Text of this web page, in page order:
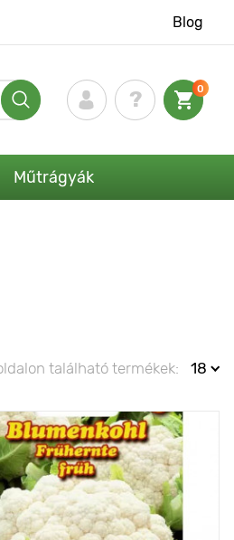
Blog
0
Műtrágyák
található termékek: 18
nagyon termékeny
fajta
30 - 40 cm